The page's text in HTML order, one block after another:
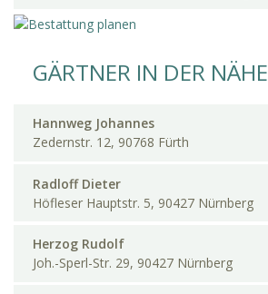
GÄRTNER IN DER NÄHE
Hannweg Johannes
Zedernstr. 12, 90768 Fürth
Radloff Dieter
Höfleser Hauptstr. 5, 90427 Nürnberg
Herzog Rudolf
Joh.-Sperl-Str. 29, 90427 Nürnberg